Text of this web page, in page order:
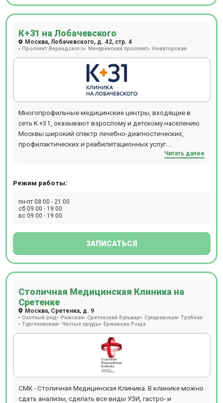
К+31 на Лобачевского
Москва, Лобачевского, д. 42, стр. 4
Проспект Вернадского Мичуринский проспект Новаторская
Многопрофильные медицинские центры, входящие в
сеть К +31, оказывают взрослому и детскому населению
Москвы широкий спектр лечебно-диагностических,
профилактических и реабилитационных услуг.
Обратившись в медцентр К +31, можно получить
уролога, гастроэнтеролога, ортопеда, невролога,
специалистов.
Читать далее
Режим работы:
пн-пт 08:00 - 21:00
сб 09:00 - 19:00
вс 09:00 - 19:00
ЗАПИСАТЬСЯ
Столичная Медицинская Клиника на
Сретенке
Москва, Сретенка, д. 9
Охотный ряд Рижская Сретенский бульвар Сухаревская
Трубная
Тургеневская Чистые пруды Ермакова Роща
СМК - Столичная Медицинская Клиника. В клинике можно
сдать анализы, сделать все виды УЗИ, гастро- и